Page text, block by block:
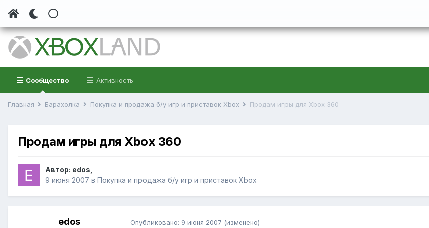
Сообщество Активность
Главная Барахолка Покупка и продажа б/у игр и приставок Xbox Продам игры для Xbox 360
Продам игры для Xbox 360
Автор: edos
9 июня 2007 в Покупка и продажа б/у игр и приставок Xbox
edos Опубликовано: 9 июня 2007 (изменено)